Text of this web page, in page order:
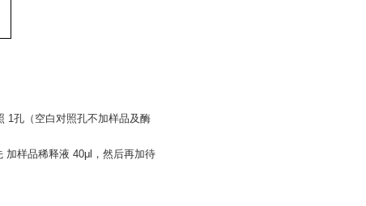
1孔（空白对照孔不加样品及酶
加样品稀释液 40μl，然后再加待